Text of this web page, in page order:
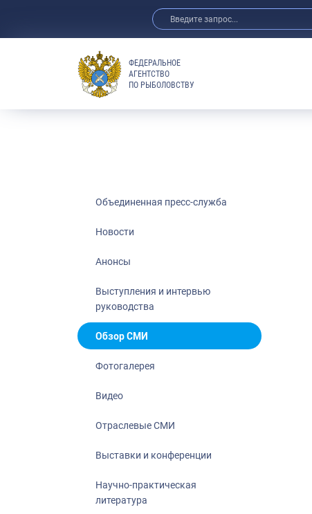
Анонсы
Выставки и
Научно-
Рыбоохрана
Инфографика
Большая
Укрепление
События в
ФЕДЕРАЛЬНОЕ
АГЕНТСТВО
ПО РЫБОЛОВСТВУ
Объединенная пресс-служба
Новости
Анонсы
Выступления и интервью
руководства
Обзор СМИ
Фотогалерея
Видео
Отраслевые СМИ
Выставки и конференции
Научно-практическая
литература